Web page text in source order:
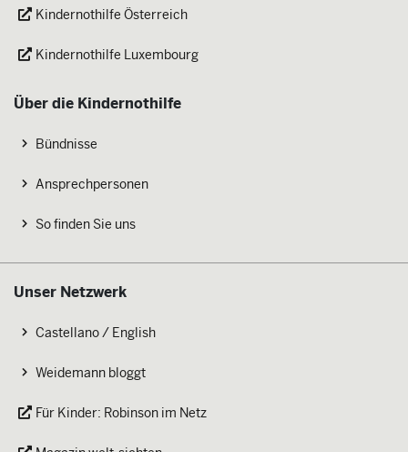
Kindernothilfe Österreich
Kindernothilfe Luxembourg
Über die Kindernothilfe
Bündnisse
Ansprechpersonen
So finden Sie uns
Unser Netzwerk
Castellano / English
Weidemann bloggt
Für Kinder: Robinson im Netz